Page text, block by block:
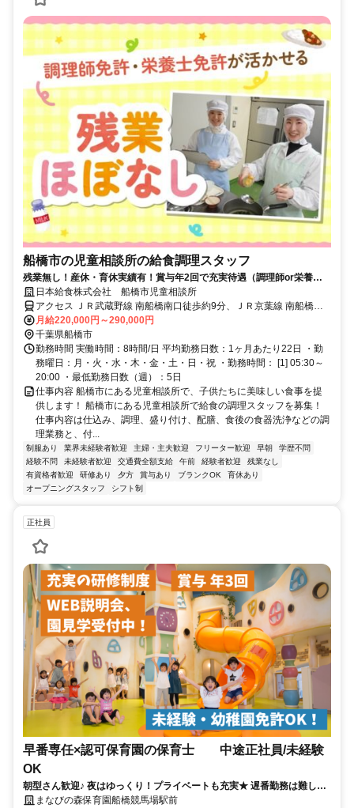
船橋市の児童相談所の給食調理スタッフ
残業無し！産休・育休実績有！賞与年2回で充実待遇（調理師or栄養士
免許必須）
日本給食株式会社 船橋市児童相談所
アクセス ＪＲ武蔵野線 南船橋南口徒歩約9分、ＪＲ京葉線 南船橋南
口徒歩約9分、京成本線 船橋競馬場南口徒歩約23分
月給220,000円～290,000円
千葉県船橋市
勤務時間 実働時間：8時間/日 平均勤務日数：1ヶ月あたり22日 ・勤
務曜日：月・火・水・木・金・土・日・祝 ・勤務時間： [1] 05:30～
20:00 ・最低勤務日数（週）：5日
仕事内容 船橋市にある児童相談所で、子供たちに美味しい食事を提
供します！ 船橋市にある児童相談所で給食の調理スタッフを募集！
仕事内容は仕込み、調理、盛り付け、配膳、食後の食器洗浄などの調
理業務と、付...
制服あり 業界未経験者歓迎 主婦・主夫歓迎 フリーター歓迎 早朝
学歴不問
経験不問
未経験者歓迎 交通費全額支給 午前 経験者歓迎
残業なし
有資格者歓迎
研修あり 夕方 賞与あり ブランクOK
育休あり
オープニングスタッフ
シフト制
正社員
早番専任×認可保育園の保育士 中途正社員/未経験
OK
朝型さん歓迎♪ 夜はゆっくり！プライベートも充実★ 遅番勤務は難しい
けど正社員で働きたい方！
まなびの森保育園船橋競馬場駅前